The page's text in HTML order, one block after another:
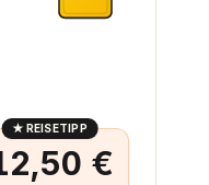
★ REISETIPP
€